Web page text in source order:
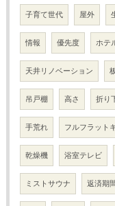
子育て世代 屋外
情報 優先度 ホテ
天井リノベーション
吊戸棚 高さ 折り
手荒れ フルフラット
乾燥機 浴室テレビ
ミストサウナ 返済期